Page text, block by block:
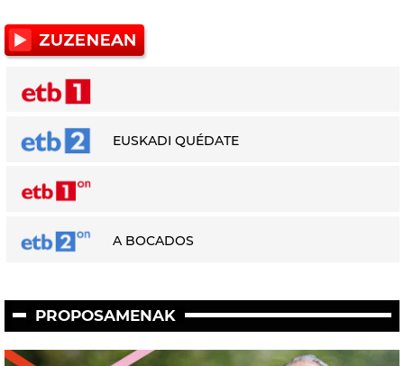
EUSKADI QUÉDATE
A BOCADOS
PROPOSAMENAK